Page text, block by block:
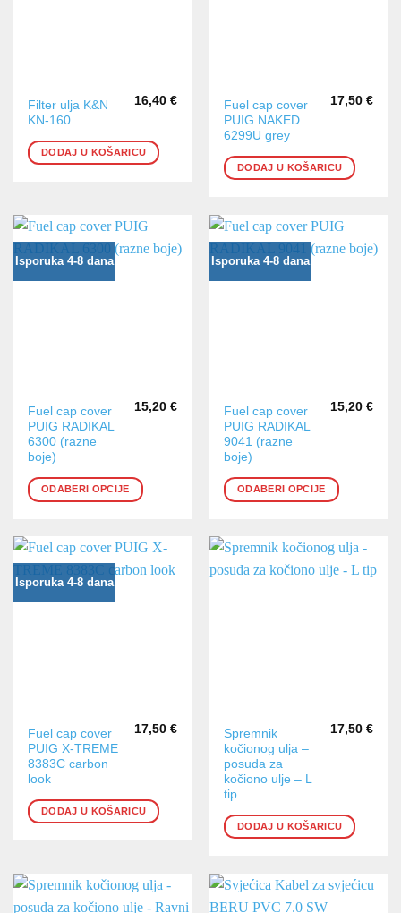
Filter ulja K&N
KN-160
16,40 €
DODAJ U KOŠARICU
Fuel cap cover
PUIG NAKED
6299U grey
17,50 €
DODAJ U KOŠARICU
Isporuka 4-8 dana
Fuel cap cover
PUIG RADIKAL
6300 (razne
boje)
15,20 €
ODABERI OPCIJE
Ovaj
proizvod
ima
više
varijanti.
Opcije
mogu
odabrati
na
Isporuka 4-8 dana
Fuel cap cover
PUIG RADIKAL
9041 (razne
boje)
15,20 €
ODABERI OPCIJE
Ovaj
proizvod
ima
više
varijanti.
Opcije
mogu
Isporuka 4-8 dana
Fuel cap cover
PUIG X-TREME
8383C carbon
look
17,50 €
DODAJ U KOŠARICU
Spremnik
kočionog ulja –
posuda za
kočiono ulje – L
tip
17,50 €
DODAJ U KOŠARICU